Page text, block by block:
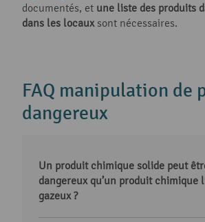
documentés, et une liste des produits
dans les locaux sont nécessaires.
FAQ manipulation de
dangereux
Un produit chimique solide peut
dangereux qu’un produit chimique
gazeux ?